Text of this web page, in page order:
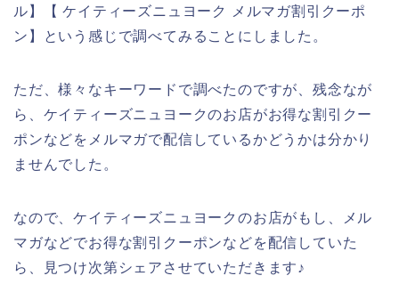
ル】【 ケイティーズニュヨーク メルマガ割引クーポ
ン】という感じで調べてみることにしました。
ただ、様々なキーワードで調べたのですが、残念なが
ら、ケイティーズニュヨークのお店がお得な割引クー
ポンなどをメルマガで配信しているかどうかは分かり
ませんでした。
なので、ケイティーズニュヨークのお店がもし、メル
マガなどでお得な割引クーポンなどを配信していた
ら、見つけ次第シェアさせていただきます♪